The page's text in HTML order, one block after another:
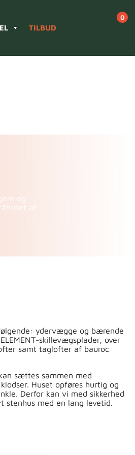
TILBUD
og
af
ydervægge og bærende
skillevægsplader, over
samt taglofter af bauroc
sættes sammen med
Huset opføres hurtig og
Derfor kan vi med sikkerhed
med en lang levetid.